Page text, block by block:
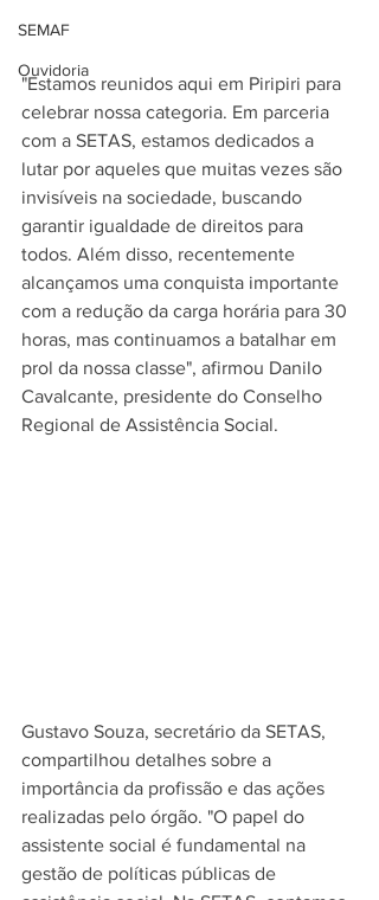
SEMAF
Ouvidoria
"Estamos reunidos aqui em Piripiri para
celebrar nossa categoria. Em parceria
com a SETAS, estamos dedicados a
lutar por aqueles que muitas vezes são
invisíveis na sociedade, buscando
garantir igualdade de direitos para
todos. Além disso, recentemente
alcançamos uma conquista importante
com a redução da carga horária para 30
horas, mas continuamos a batalhar em
prol da nossa classe", afirmou Danilo
Cavalcante, presidente do Conselho
Regional de Assistência Social.
Gustavo Souza, secretário da SETAS,
compartilhou detalhes sobre a
importância da profissão e das ações
realizadas pelo órgão. "O papel do
assistente social é fundamental na
gestão de políticas públicas de